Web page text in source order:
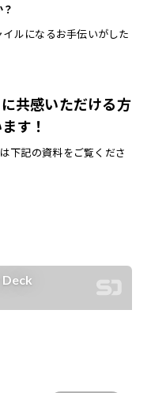
イルになるお手伝いがした
共感いただける方
す！
下記の資料をご覧くださ